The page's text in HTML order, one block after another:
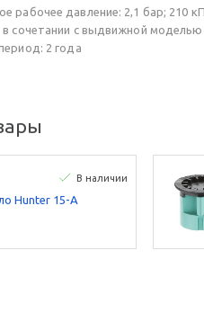
рабочее давление: 2,1 бар; 210
в сочетании с выдвижной
2 года
В наличии
Hunter 15-А